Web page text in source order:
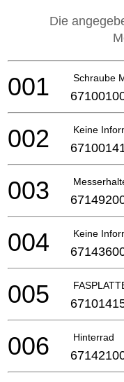
Die
Schraube
001
Keine
002
003
Keine
004
005
Hinterrad
006